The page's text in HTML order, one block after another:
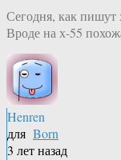
Сегодня, как пишут
Вроде на х-55
Henren
для Born
3 лет назад